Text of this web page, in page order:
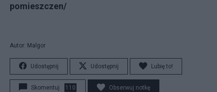
pomieszczen/
Autor: Malgor
Udostępnij Udostępnij Lubię to!
Skomentuj 110 Obserwuj notkę